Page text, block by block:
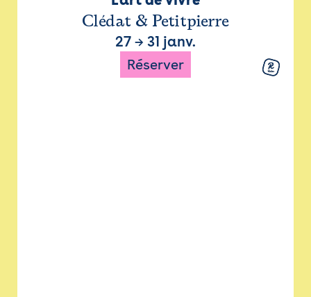
Clédat & Petitpierre
27 → 31 janv.
Réserver